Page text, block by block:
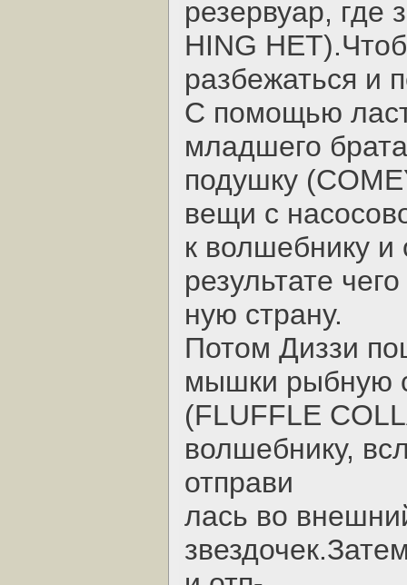
резервуар, где
HING
разбежаться и
С помощью
младшего
подушку
вещи с
к волшебнику и
результате
ную страну.
Потом Диззи
мышки рыбную
(FLUFFLE
волшебнику,
отправи
лась во